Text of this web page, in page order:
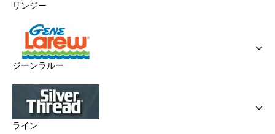
リンジー
ジーンラルー
ライン